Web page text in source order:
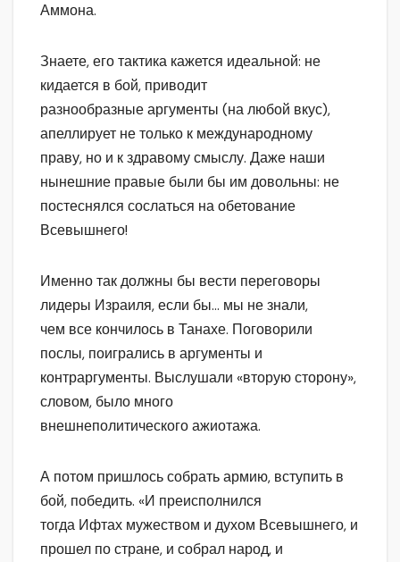
Аммона.
Знаете, его тактика кажется идеальной: не
кидается в бой, приводит
разнообразные аргументы (на любой вкус),
апеллирует не только к международному
праву, но и к здравому смыслу. Даже наши
нынешние правые были бы им довольны: не
постеснялся сослаться на обетование
Всевышнего!
Именно так должны бы вести переговоры
лидеры Израиля, если бы… мы не знали,
чем все кончилось в Танахе. Поговорили
послы, поигрались в аргументы и
контраргументы. Выслушали «вторую сторону»,
словом, было много
внешнеполитического ажиотажа.
А потом пришлось собрать армию, вступить в
бой, победить. «И преисполнился
тогда Ифтах мужеством и духом Всевышнего, и
прошел по стране, и собрал народ, и